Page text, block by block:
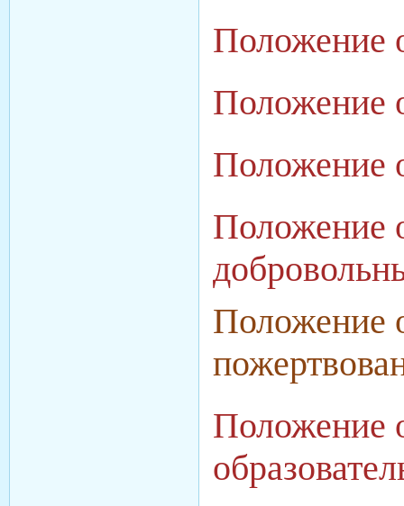
Положение
Положение
Положение
Положение
Положение
Положение